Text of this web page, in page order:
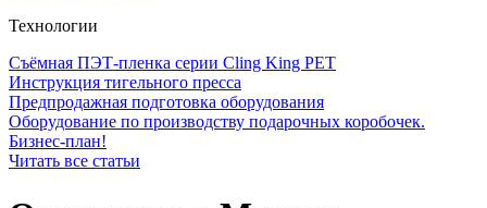
Технологии
Съёмная ПЭТ-пленка серии Cling King PET
Инструкция тигельного пресса
Предпродажная подготовка оборудования
Оборудование по производству подарочных коробочек.
Бизнес-план!
Читать все статьи